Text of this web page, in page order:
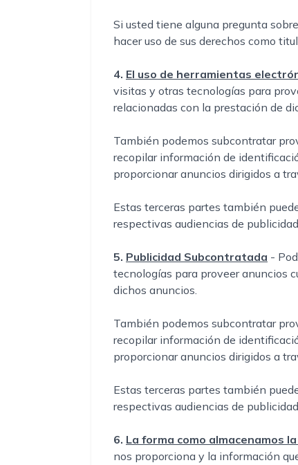
Si usted tiene alguna pregunta
hacer uso de sus derechos como
4. El uso de herramientas
visitas y otras tecnologías para
relacionadas con la prestación de
También podemos subcontratar
recopilar información de
proporcionar anuncios dirigidos a
Estas terceras partes también
respectivas audiencias de
5. Publicidad Subcontratada -
tecnologías para proveer anuncios
dichos anuncios.
También podemos subcontratar
recopilar información de
proporcionar anuncios dirigidos a
Estas terceras partes también
respectivas audiencias de
6. La forma como almacenamos
nos proporciona y la información